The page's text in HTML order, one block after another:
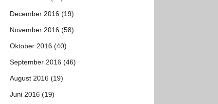
December 2016 (19)
November 2016 (58)
Oktober 2016 (40)
September 2016 (46)
August 2016 (19)
Juni 2016 (19)